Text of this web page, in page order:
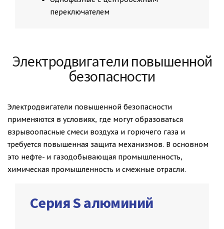
переключателем
Электродвигатели повышенной
безопасности
Электродвигатели повышенной безопасности
применяются в условиях, где могут образоваться
взрывоопасные смеси воздуха и горючего газа и
требуется повышенная защита механизмов. В основном
это нефте- и газодобывающая промышленность,
химическая промышленность и смежные отрасли.
Серия S алюминий